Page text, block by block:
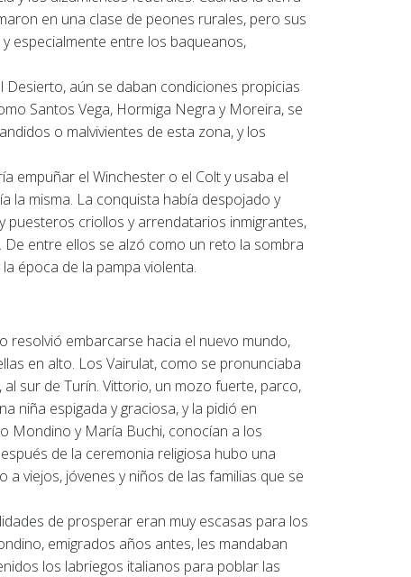
en una clase de peones rurales, pero sus
especialmente entre los baqueanos,
aún se daban condiciones propicias
Santos Vega, Hormiga Negra y Moreira, se
o malvivientes de esta zona, y los
empuñar el Winchester o el Colt y usaba el
la misma. La conquista había despojado y
puesteros criollos y arrendatarios inmigrantes,
De entre ellos se alzó como un reto la sombra
época de la pampa violenta.
resolvió embarcarse hacia el nuevo mundo,
en alto. Los Vairulat, como se pronunciaba
sur de Turín. Vittorio, un mozo fuerte, parco,
niña espigada y graciosa, y la pidió en
Mondino y María Buchi, conocían a los
de la ceremonia religiosa hubo una
viejos, jóvenes y niños de las familias que se
de prosperar eran muy escasas para los
emigrados años antes, les mandaban
los labriegos italianos para poblar las